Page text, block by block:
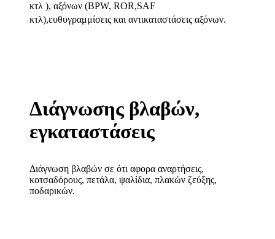
κτλ ), αξόνων (ΒPW, ROR,SAF
κτλ),ευθυγραμμίσεις και αντικαταστάσεις αξόνων.
Διάγνωσης βλαβών,
εγκαταστάσεις
Διάγνωση βλαβών σε ότι αφορα αναρτήσεις,
κοτσαδόρους, πετάλα, ψαλίδια, πλακών ζεύξης,
ποδαρικών.